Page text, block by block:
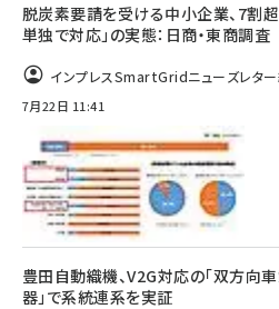
脱炭素要請を受ける中小企業、7割
単独で対応」の実態：日商・東商調査
インプレスSmartGridニューズレタ
7月22日 11:41
豊田自動織機、V2G対応の「双方向
器」で系統連系を実証